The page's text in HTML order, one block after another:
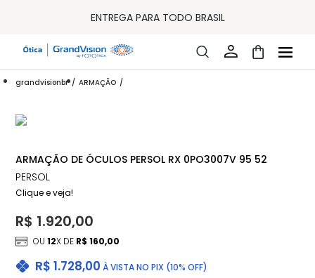
ENTREGA PARA TODO BRASIL
32% OFF NO COMBO - CONS. REG.
FRETE GRÁTIS EM TODO O SITE
15% OFF NA PRIMEIRA COMPRA (CONSULTE REGULAMENTO)
grandvisionbr ARMAÇÃO
ARMAÇÃO DE ÓCULOS PERSOL RX 0PO3007V 95 52
PERSOL
Clique e veja!
R$ 1.728,00 À VISTA NO PIX (10% OFF)
R$ 1.920,00
OU12X DE R$ 160,00